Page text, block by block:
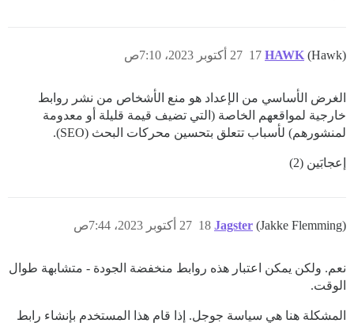
HAWK (Hawk) 27 أكتوبر 2023، 7:10ص 17
الغرض الأساسي من الإعداد هو منع الأشخاص من نشر روابط
خارجية لمواقعهم الخاصة (التي تضيف قيمة قليلة أو معدومة
لمنشورهم) لأسباب تتعلق بتحسين محركات البحث (SEO).
إعجابَين (2)
Jagster (Jakke Flemming) 27 أكتوبر 2023، 7:44ص 18
نعم. ولكن يمكن اعتبار هذه روابط منخفضة الجودة - متشابهة طوال
الوقت.
المشكلة هنا هي سياسة جوجل. إذا قام هذا المستخدم بإنشاء رابط